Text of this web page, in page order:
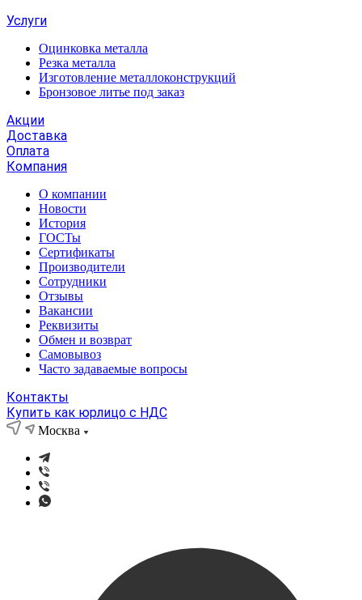
Услуги
Оцинковка металла
Резка металла
Изготовление металлоконструкций
Бронзовое литье под заказ
Акции
Доставка
Оплата
Компания
О компании
Новости
История
ГОСТы
Сертификаты
Производители
Сотрудники
Отзывы
Вакансии
Реквизиты
Обмен и возврат
Самовывоз
Часто задаваемые вопросы
Контакты
Купить как юрлицо с НДС
Москва